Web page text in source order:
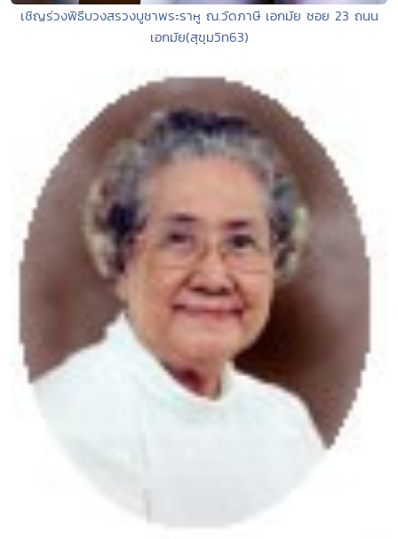
เชิญร่วงพิธีบวงสรวงบูชาพระราหู ณ.วัดภาษี เอกมัย ซอย 23 ถนน
เอกมัย(สุขุมวิท63)